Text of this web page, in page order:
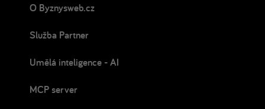
O Byznysweb.cz
Služba Partner
Umělá inteligence - AI
MCP server